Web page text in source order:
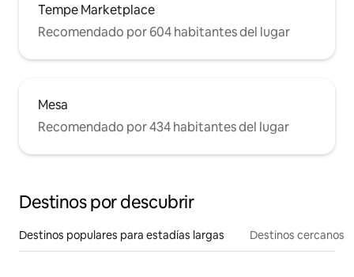
Tempe Marketplace
Recomendado por 604 habitantes del lugar
Mesa
Recomendado por 434 habitantes del lugar
Destinos por descubrir
Destinos populares para estadías largas Destinos cercanos